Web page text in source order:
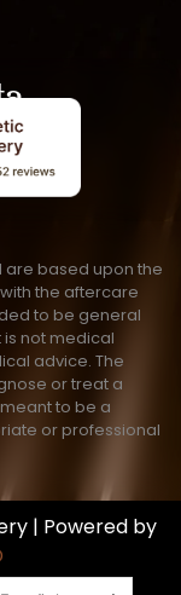
are based upon the
the aftercare
to be general
is not medical
advice. The
or treat a
to be a
or professional
| Powered by